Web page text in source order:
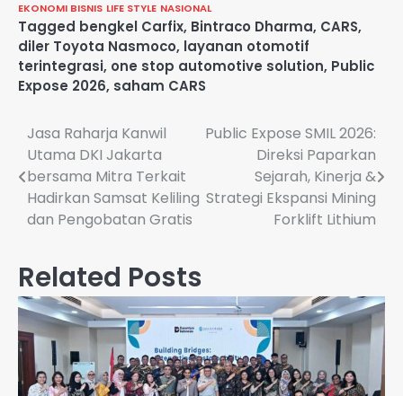
EKONOMI BISNIS LIFE STYLE NASIONAL
Tagged bengkel Carfix, Bintraco Dharma, CARS,
diler Toyota Nasmoco, layanan otomotif
terintegrasi, one stop automotive solution, Public
Expose 2026, saham CARS
Navigasi
pos
Jasa Raharja Kanwil
Utama DKI Jakarta
bersama Mitra Terkait
Hadirkan Samsat Keliling
dan Pengobatan Gratis
Public Expose SMIL 2026:
Direksi Paparkan
Sejarah, Kinerja &
Strategi Ekspansi Mining
Forklift Lithium
Related Posts